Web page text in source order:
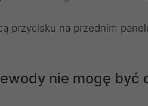
przycisku na przednim
nie mogę być